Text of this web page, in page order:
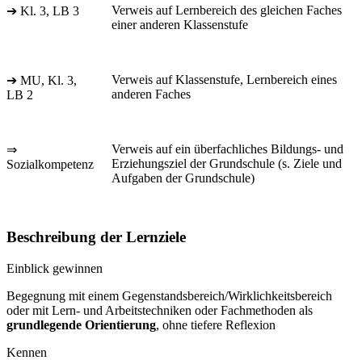
➔ Kl. 3, LB 3
Verweis auf Lernbereich des gleichen Faches
einer anderen Klassenstufe
➔ MU, Kl. 3,
LB 2
Verweis auf Klassenstufe, Lernbereich eines
anderen Faches
⇒
Sozialkompetenz
Verweis auf ein überfachliches Bildungs- und
Erziehungsziel der Grundschule (s. Ziele und
Aufgaben der Grundschule)
Beschreibung der Lernziele
Einblick gewinnen
Begegnung mit einem Gegenstandsbereich/Wirklichkeitsbereich
oder mit Lern- und Arbeitstechniken oder Fachmethoden als
grundlegende Orientierung, ohne tiefere Reflexion
Kennen